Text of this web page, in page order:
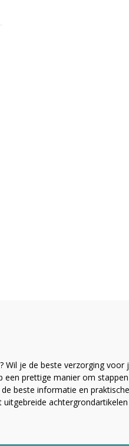
je de beste verzorging voor
een prettige manier om
beste informatie en